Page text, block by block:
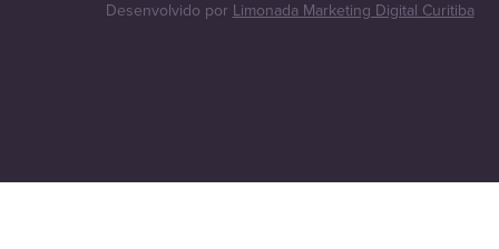
Desenvolvido porLimonada Marketing Digital Curitiba